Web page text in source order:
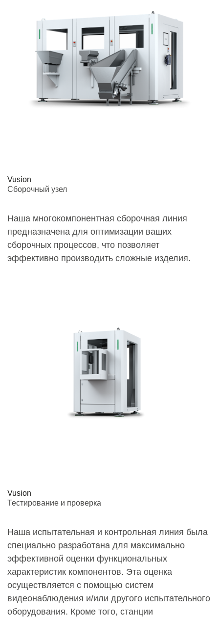
Vusion
Сборочный узел
Наша многокомпонентная сборочная линия
предназначена для оптимизации ваших
сборочных процессов, что позволяет
эффективно производить сложные изделия.
Vusion
Тестирование и проверка
Наша испытательная и контрольная линия была
специально разработана для максимально
эффективной оценки функциональных
характеристик компонентов. Эта оценка
осуществляется с помощью систем
видеонаблюдения и/или другого испытательного
оборудования. Кроме того, станции